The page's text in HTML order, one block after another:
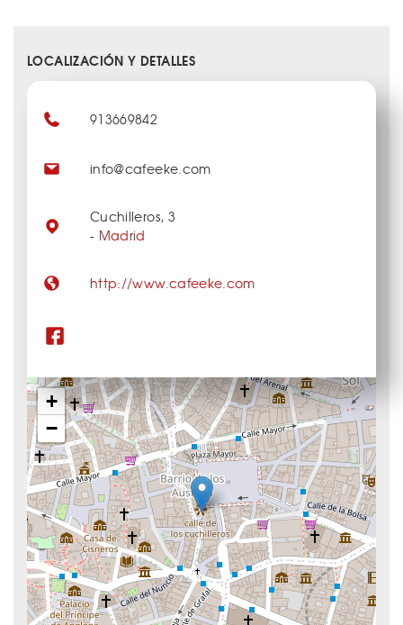
LOCALIZACIÓN Y DETALLES
+
−
913669842
info@cafeeke.com
Cuchilleros, 3
- Madrid
http://www.cafeeke.com